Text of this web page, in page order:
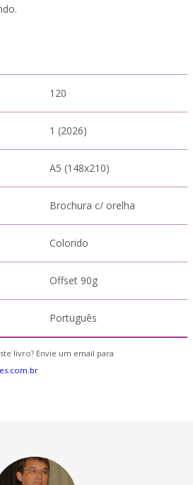
120
1 (2026)
A5 (148x210)
Brochura c/ orelha
Colorido
Offset 90g
Português
livro? Envie um email para